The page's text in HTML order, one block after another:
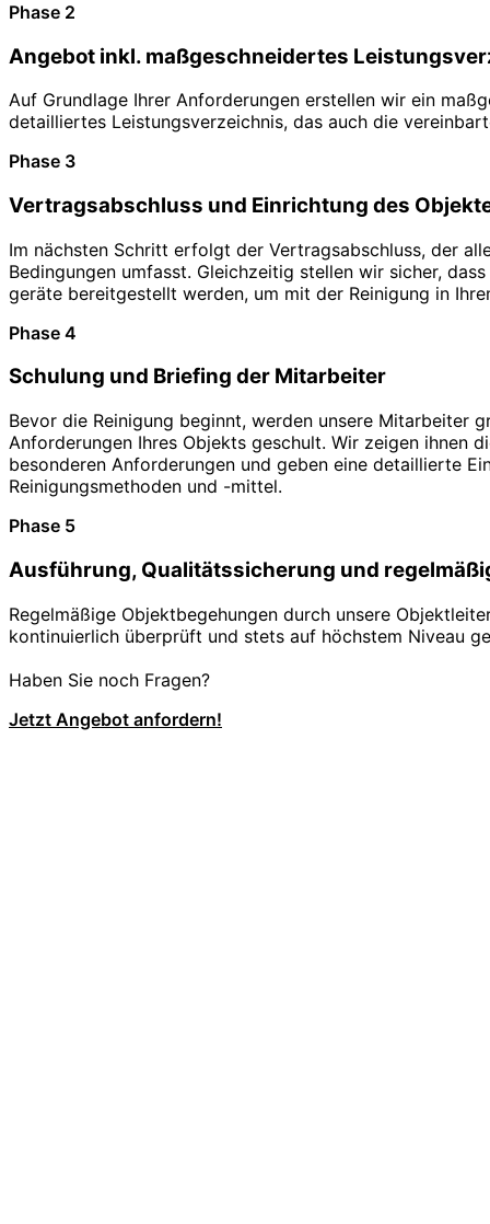
Phase 2
Angebot inkl. maßgeschneidertes
Auf Grundlage Ihrer Anforderungen erstellen wir ein
detailliertes Leistungsverzeichnis, das auch die
Phase 3
Vertragsabschluss und Einrichtung des
Im nächsten Schritt erfolgt der Vertragsabschluss, der
Bedingungen umfasst. Gleichzeitig stellen wir sicher,
geräte bereitgestellt werden, um mit der Reinigung in
Phase 4
Schulung und Briefing der Mitarbeiter
Bevor die Reinigung beginnt, werden unsere Mitarbeiter
Anforderungen Ihres Objekts geschult. Wir zeigen ihnen
besonderen Anforderungen und geben eine detaillierte
Reinigungsmethoden und -mittel.
Phase 5
Ausführung, Qualitätssicherung und
Regelmäßige Objektbegehungen durch unsere
kontinuierlich überprüft und stets auf höchstem Niveau
Haben Sie noch Fragen?
Jetzt Angebot anfordern!